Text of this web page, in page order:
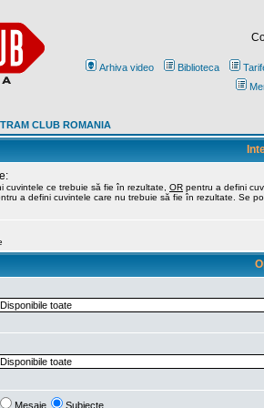
Arhiva video Biblioteca
CLUB ROMANIA
cuvintele ce trebuie să fie în rezultate, OR pentru a defini
a defini cuvintele care nu trebuie să fie în rezultate. Se
Mesaje Subiecte